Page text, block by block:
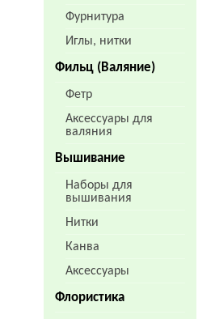
Фурнитура
Иглы, нитки
Фильц (Валяние)
Фетр
Аксессуары для
валяния
Вышивание
Наборы для
вышивания
Нитки
Канва
Аксессуары
Флористика